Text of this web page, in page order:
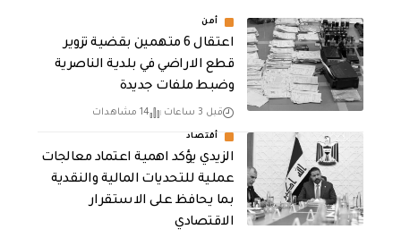
أمن
اعتقال 6 متهمين بقضية تزوير
قطع الاراضي في بلدية الناصرية
وضبط ملفات جديدة
قبل 3 ساعات 14 مشاهدات
أقتصاد
الزيدي يؤكد اهمية اعتماد معالجات
عملية للتحديات المالية والنقدية
بما يحافظ على الاستقرار
الاقتصادي